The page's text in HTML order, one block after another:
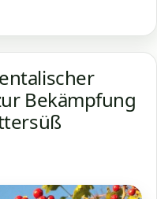
Bekämpfung